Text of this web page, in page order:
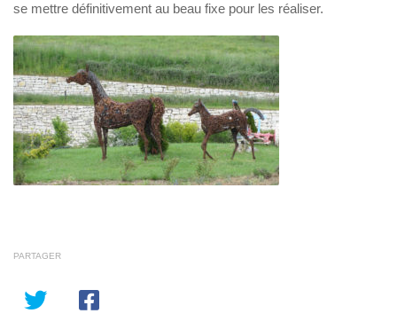
se mettre définitivement au beau fixe pour les réaliser.
PARTAGER